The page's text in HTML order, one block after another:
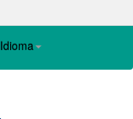
Idioma